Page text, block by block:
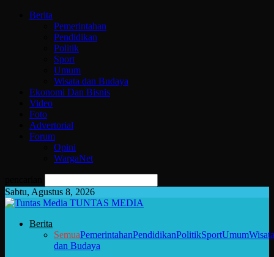
Berita
Pemerintahan
Pendidikan
Politik
Sport
Umum
Wisata dan Budaya
Ekonomi Dan Bisnis
Video
Foto
Advertorial
Forum
Opini
WargaNet
Sabtu, Agustus 8, 2026
TUNTAS MEDIA
Berita
SemuaPemerintahanPendidikanPolitikSportUmumWisata
dan Budaya